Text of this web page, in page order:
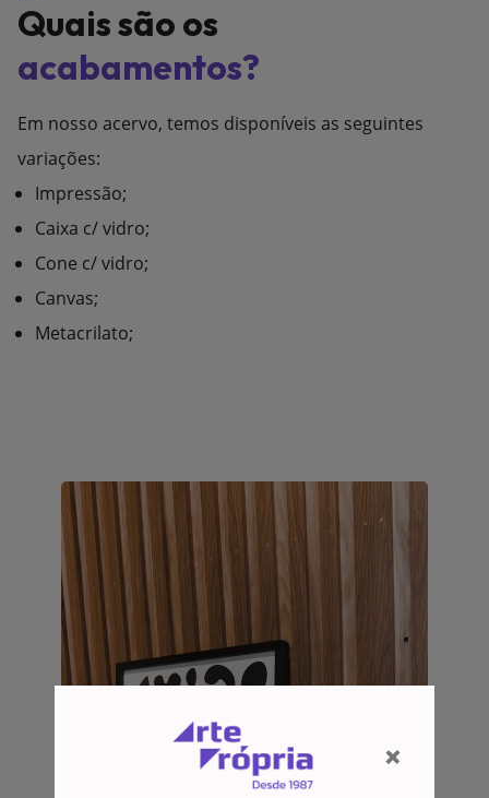
×
Quais são os
acabamentos?
Em nosso acervo, temos disponíveis as seguintes
variações:
Impressão;
Caixa c/ vidro;
Cone c/ vidro;
Canvas;
Metacrilato;